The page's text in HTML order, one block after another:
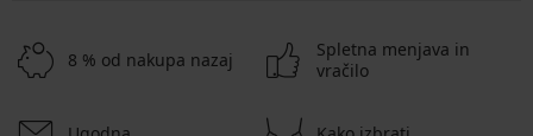
8 % od nakupa nazaj
Spletna menjava in
vračilo